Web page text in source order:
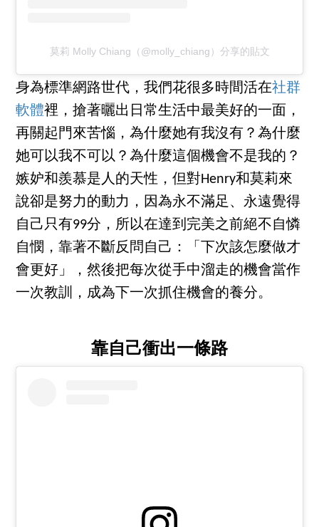
莫莉 Molly Chiang（@molly_chiang）分享的貼文
身為標準網路世代，我們花很多時間活在社群
軟體裡，搶著曬出日常生活中最美好的一面，
再關起門來苦惱，為什麼她有我沒有？為什麼
她可以我不可以？為什麼這個機會不是我的？
嫉妒和羨慕是人的天性，但對Henry和莫莉來
說卻是努力的動力，因為永不滿足、永遠覺得
自己只有99分，所以在達到完美之前絕不自憐
自憫，靠著不斷反問自己：「下次該怎麼做才
會更好」，然後把每次從手中溜走的機會當作
一次教訓，成為下一次抓住機會的養分。
靠自己衝出一條路